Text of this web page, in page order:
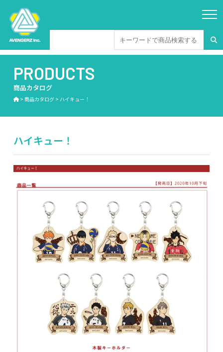
PRODUCTS
商品カタログ
> 商品カタログ> ハイキュー！
ハイキュー！